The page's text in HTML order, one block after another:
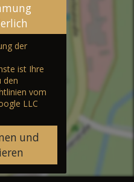
der
ist Ihre
den
vom
LLC
und